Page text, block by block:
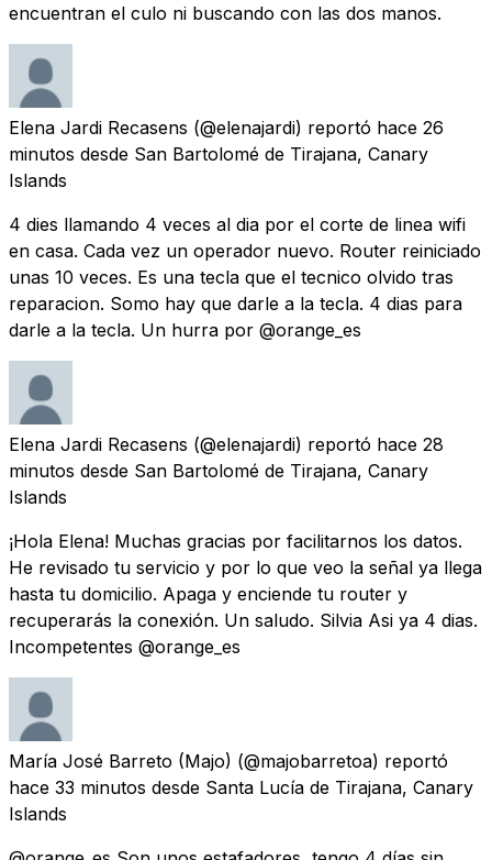
encuentran el culo ni buscando con las dos manos.
Elena Jardi Recasens (@elenajardi) reportó hace 26
minutos desde San Bartolomé de Tirajana, Canary
Islands
4 dies llamando 4 veces al dia por el corte de linea wifi
en casa. Cada vez un operador nuevo. Router reiniciado
unas 10 veces. Es una tecla que el tecnico olvido tras
reparacion. Somo hay que darle a la tecla. 4 dias para
darle a la tecla. Un hurra por @orange_es
Elena Jardi Recasens (@elenajardi) reportó hace 28
minutos desde San Bartolomé de Tirajana, Canary
Islands
¡Hola Elena! Muchas gracias por facilitarnos los datos.
He revisado tu servicio y por lo que veo la señal ya llega
hasta tu domicilio. Apaga y enciende tu router y
recuperarás la conexión. Un saludo. Silvia Asi ya 4 dias.
Incompetentes @orange_es
María José Barreto (Majo) (@majobarretoa) reportó
hace 33 minutos desde Santa Lucía de Tirajana, Canary
Islands